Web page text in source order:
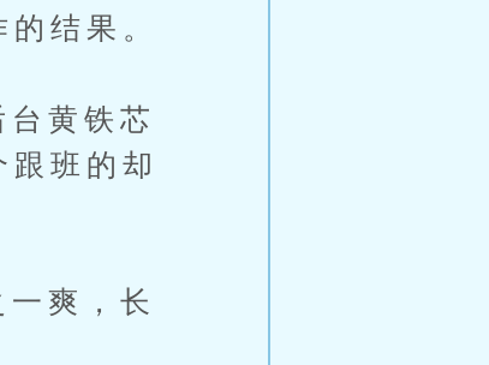
结果。
黄铁芯
班的却
爽，长